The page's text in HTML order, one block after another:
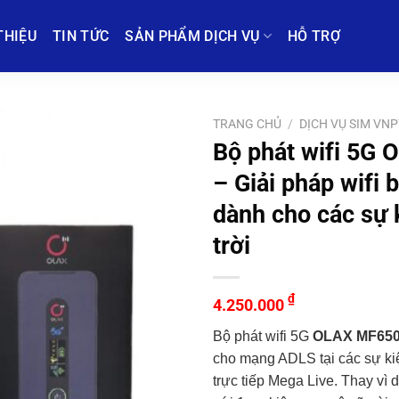
TIN TỨC SẢN PHẨM DỊCH VỤ HỖ TRỢ
TRANG CHỦ / DỊCH VỤ SIM
Bộ phát wifi 5G
– Giải pháp wifi
dành cho các sự
trời
4.250.000 ₫
Bộ phát wifi 5G OLAX
cho mạng ADLS tại các sự
trực tiếp Mega Live. Thay vì